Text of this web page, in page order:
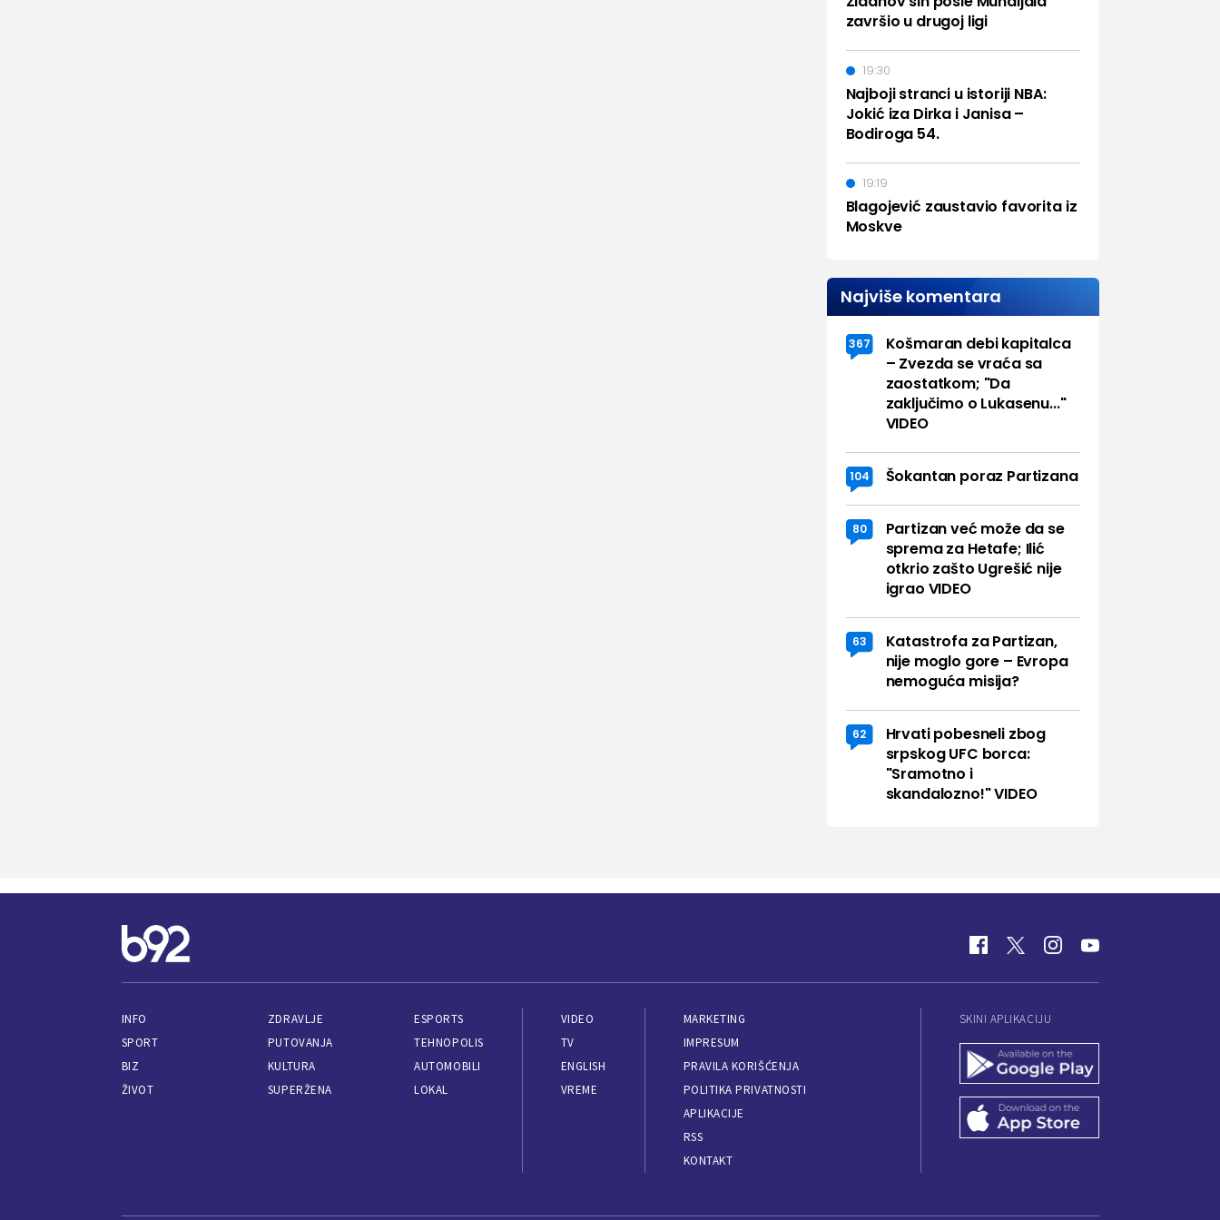
završio u drugoj ligi
Najboji stranci u istoriji NBA:
Jokić iza Dirka i Janisa –
Bodiroga 54.
19:30
Blagojević zaustavio favorita iz
Moskve
19:19
Najviše komentara
367
Košmaran debi kapitalca
– Zvezda se vraća sa
zaostatkom; "Da
zaključimo o Lukasenu..."
VIDEO
104 Šokantan poraz Partizana
80
Partizan već može da se
sprema za Hetafe; Ilić
otkrio zašto Ugrešić nije
igrao VIDEO
63
Katastrofa za Partizan,
nije moglo gore – Evropa
nemoguća misija?
62
Hrvati pobesneli zbog
srpskog UFC borca:
"Sramotno i
skandalozno!" VIDEO
INFO
SPORT
BIZ
ŽIVOT
ZDRAVLJE
PUTOVANJA
KULTURA
SUPERŽENA
ESPORTS
TEHNOPOLIS
AUTOMOBILI
LOKAL
VIDEO
TV
ENGLISH
VREME
MARKETING
IMPRESUM
PRAVILA KORIŠĆENJA
POLITIKA PRIVATNOSTI
APLIKACIJE
RSS
KONTAKT
SKINI APLIKACIJU